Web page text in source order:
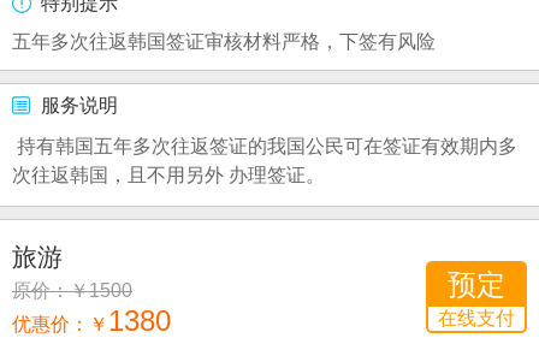
五年多次往返韩国签证审核材料严格，下签有风险
服务说明
持有韩国五年多次往返签证的我国公民可在签证有效期内多
次往返韩国，且不用另外 办理签证。
旅游
原价：￥1500
优惠价：
￥ 1380
预定
在线支付